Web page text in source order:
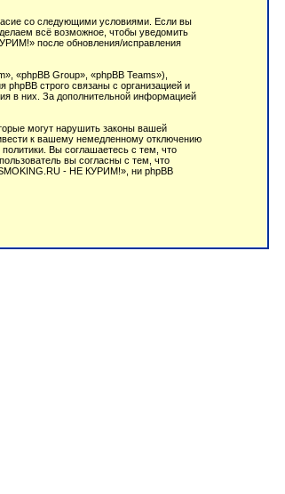
со следующими условиями. Если вы
всё возможное, чтобы уведомить
после обновления/исправления
«phpBB Group», «phpBB Teams»),
phpBB строго связаны с организацией и
в них. За дополнительной информацией
могут нарушить законы вашей
к вашему немедленному отключению
Вы соглашаетесь с тем, что
вы согласны с тем, что
- НЕ КУРИМ!», ни phpBB